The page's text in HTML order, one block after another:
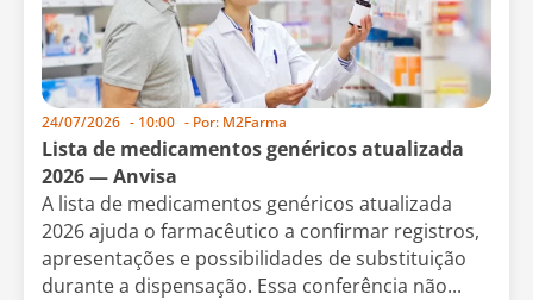
24/07/2026 - 10:00 - Por: M2Farma
Lista de medicamentos genéricos atualizada
2026 — Anvisa
A lista de medicamentos genéricos atualizada
2026 ajuda o farmacêutico a confirmar registros,
apresentações e possibilidades de substituição
durante a dispensação. Essa conferência não...